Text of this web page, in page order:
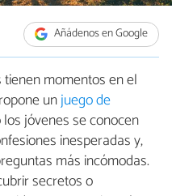
Añádenos en Google
momentos en el
unjuego de
jóvenes se conocen
inesperadas y,
más incómodas.
secretos o